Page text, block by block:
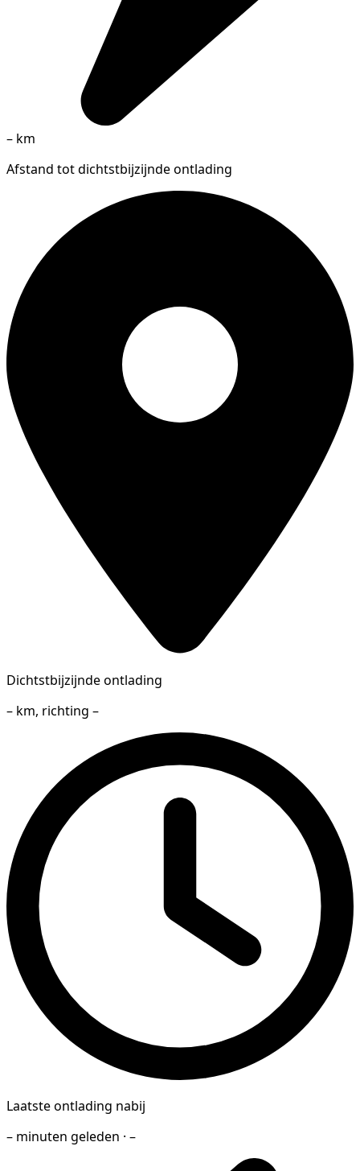
– km
Afstand tot dichtstbijzijnde ontlading
Dichtstbijzijnde ontlading
– km, richting –
Laatste ontlading nabij
– minuten geleden · –